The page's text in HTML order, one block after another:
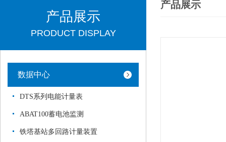
产品展示
PRODUCT DISPLAY
数据中心
DTS系列电能计量表
ABAT100蓄电池监测
铁塔基站多回路计量装置
产品展示